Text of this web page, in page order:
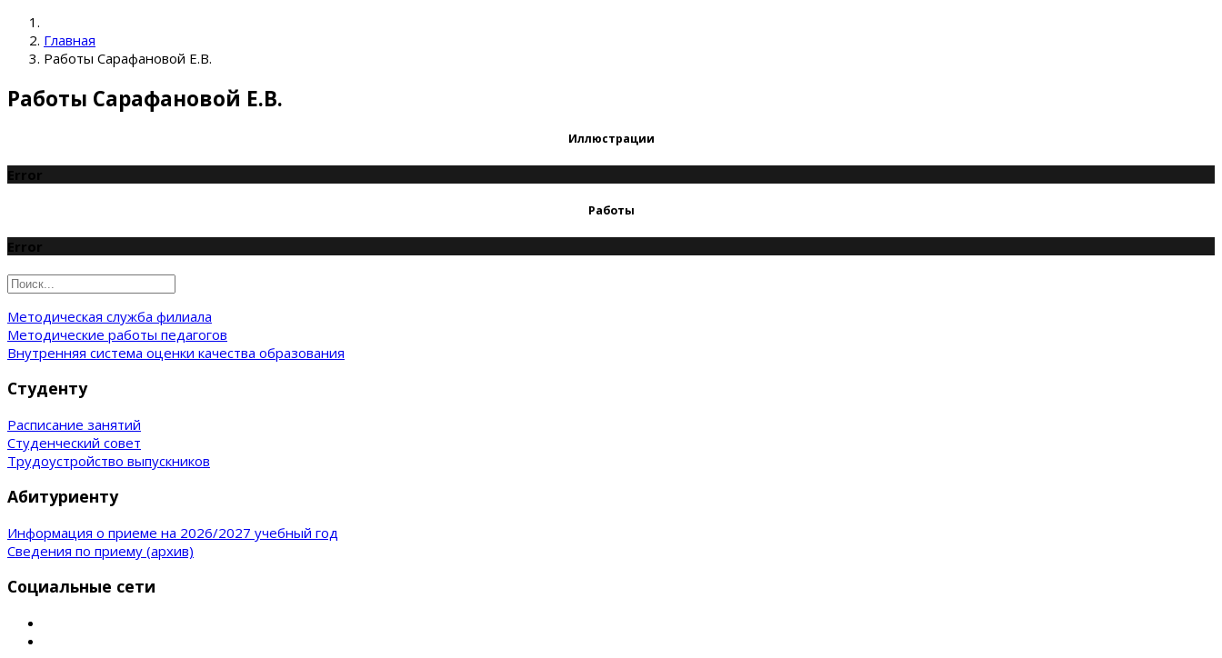
Главная
Работы Сарафановой Е.В.
Работы Сарафановой Е.В.
Иллюстрации
Error
Работы
Error
Методическая служба филиала
Методические работы педагогов
Внутренняя система оценки качества образования
Студенту
Расписание занятий
Студенческий совет
Трудоустройство выпускников
Абитуриенту
Информация о приеме на 2026/2027 учебный год
Сведения по приему (архив)
Социальные сети